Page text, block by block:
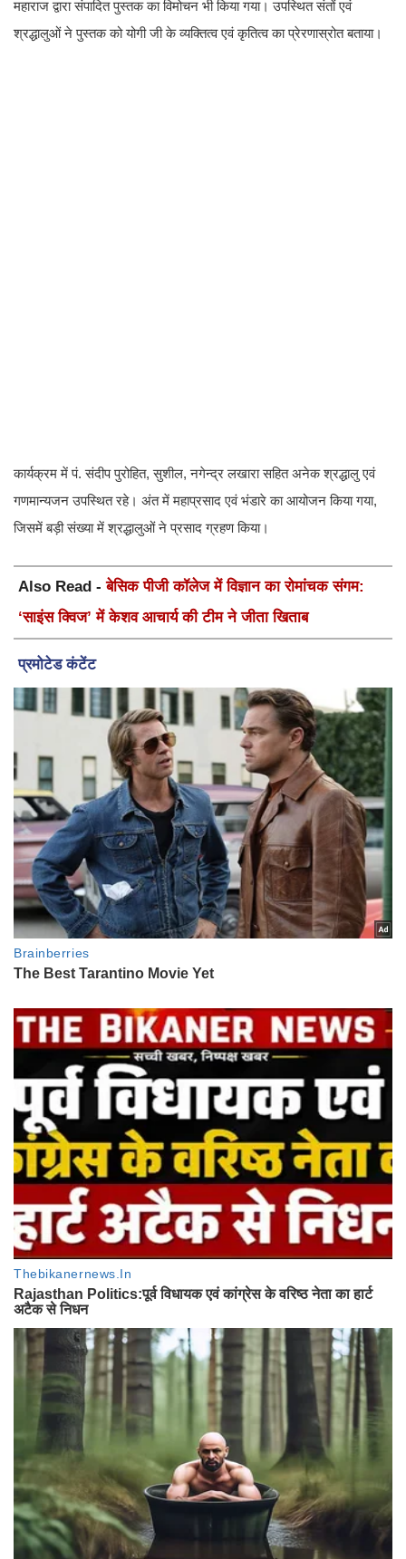
महाराज द्वारा संपादित पुस्तक का विमोचन भी किया गया। उपस्थित संतों एवं
श्रद्धालुओं ने पुस्तक को योगी जी के व्यक्तित्व एवं कृतित्व का प्रेरणास्रोत बताया।
कार्यक्रम में पं. संदीप पुरोहित, सुशील, नगेन्द्र लखारा सहित अनेक श्रद्धालु एवं
गणमान्यजन उपस्थित रहे। अंत में महाप्रसाद एवं भंडारे का आयोजन किया गया,
जिसमें बड़ी संख्या में श्रद्धालुओं ने प्रसाद ग्रहण किया।
Also Read -बेसिक पीजी कॉलेज में विज्ञान का रोमांचक संगम:
‘साइंस क्विज’ में केशव आचार्य की टीम ने जीता खिताब